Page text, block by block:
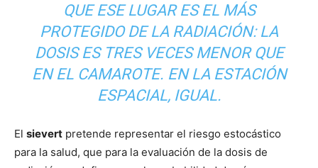
QUE ESE LUGAR ES EL MÁS
PROTEGIDO DE LA RADIACIÓN: LA
DOSIS ES TRES VECES MENOR QUE
EN EL CAMAROTE. EN LA ESTACIÓN
ESPACIAL, IGUAL.
El sievert pretende representar el riesgo estocástico
para la salud, que para la evaluación de la dosis de